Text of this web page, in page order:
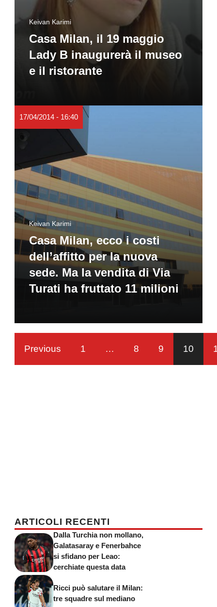
Keivan Karimi
Casa Milan, il 19 maggio
Lady B inaugurerà il museo
e il ristorante
17/04/2014 - 16:40
Keivan Karimi
Casa Milan, ecco i costi
dell’affitto per la nuova
sede. Ma la vendita di Via
Turati ha fruttato 11 milioni
Previous 1 … 8 9 10
ARTICOLI RECENTI
Dalla Turchia non mollano,
Galatasaray e Fenerbahce
si sfidano per Leao:
cerchiate questa data
Ricci può salutare il Milan:
tre squadre sul mediano